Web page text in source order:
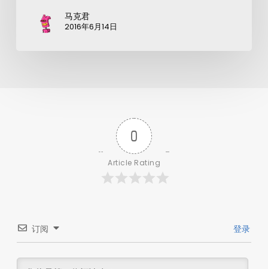
马克君
2016年6月14日
0
Article Rating
订阅 登录